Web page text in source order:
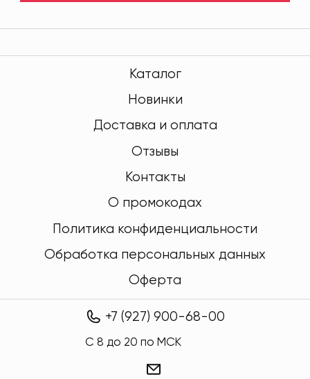
Каталог
Новинки
Доставка и оплата
Отзывы
Контакты
О промокодах
Политика конфиденциальности
Обработка персональных данных
Оферта
+7 (927) 900-68-00
C 8 до 20 по МСК